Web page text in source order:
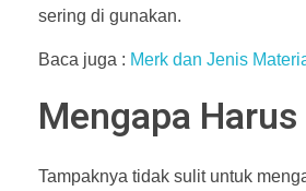
sering di gunakan.
Baca juga : Merk dan Jenis
Mengapa
Tampaknya tidak sulit untuk